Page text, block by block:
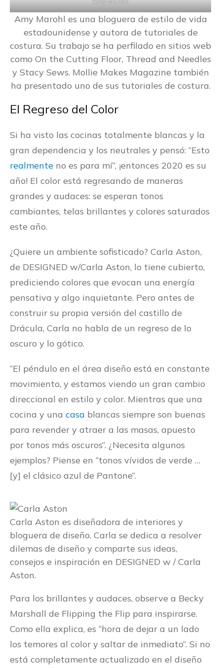
Amy Marohl es una bloguera de estilo de vida
estadounidense y autora de tutoriales de
costura. Su trabajo se ha perfilado en sitios web
como On the Cutting Floor, Thread and Needles
y Stacy Sews. Mollie Makes Magazine también
ha presentado uno de sus tutoriales de costura.
El Regreso del Color
Si ha visto las cocinas totalmente blancas y la
gran dependencia y los neutrales y pensó: “Esto
realmente no es para mí”, ¡entonces 2020 es su
año! El color está regresando de maneras
grandes y audaces: se esperan tonos
cambiantes, telas brillantes y colores saturados
este año.
¿Quiere un ambiente sofisticado? Carla Aston,
de DESIGNED w/Carla Aston, lo tiene cubierto,
prediciendo colores que evocan una energía
pensativa y algo inquietante. Pero antes de
construir su propia versión del castillo de
Drácula, Carla no habla de un regreso de lo
oscuro y lo gótico.
“El péndulo en el área diseño está en constante
movimiento, y estamos viendo un gran cambio
direccional en estilo y color. Mientras que una
cocina y una casa blancas siempre son buenas
para revender y atraer a las masas, apuesto
por tonos más oscuros”. ¿Necesita algunos
ejemplos? Piense en “tonos vívidos de verde …
[y] el clásico azul de Pantone”.
Carla Aston es diseñadora de interiores y
bloguera de diseño. Carla se dedica a resolver
dilemas de diseño y comparte sus ideas,
consejos e inspiración en DESIGNED w / Carla
Aston.
Para los brillantes y audaces, observe a Becky
Marshall de Flipping the Flip para inspirarse.
Como ella explica, es “hora de dejar a un lado
los temores al color y saltar de inmediato”. Si no
está completamente actualizado en el diseño